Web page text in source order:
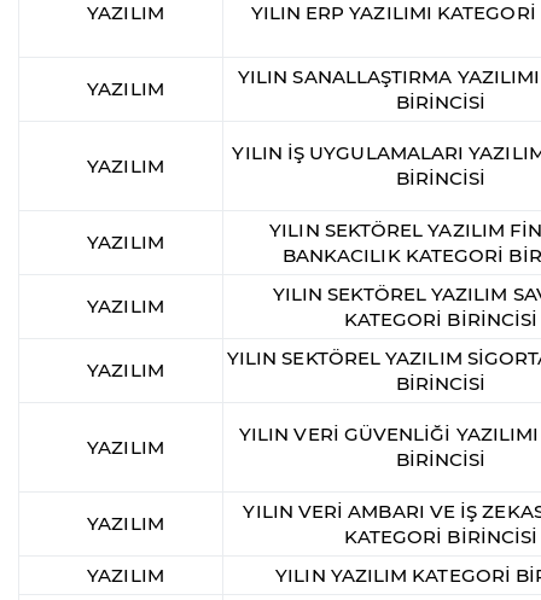
YAZILIM YILIN ERP YAZILIMI
YAZILIM
YILIN SANALLAŞTIRMA
BİRİNCİSİ
YAZILIM
YILIN İŞ UYGULAMALARI
BİRİNCİSİ
YAZILIM
YILIN SEKTÖREL YAZILIM
BANKACILIK KATEGORİ
YAZILIM
YILIN SEKTÖREL YAZILIM
KATEGORİ BİRİNCİSİ
YAZILIM
YILIN SEKTÖREL YAZILIM
BİRİNCİSİ
YAZILIM
YILIN VERİ GÜVENLİĞİ
BİRİNCİSİ
YAZILIM
YILIN VERİ AMBARI VE İŞ
KATEGORİ BİRİNCİSİ
YAZILIM
YILIN YAZILIM KATEGORİ